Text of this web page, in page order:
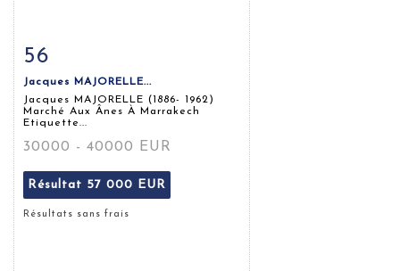
Fiche détaillée
56
Jacques MAJORELLE...
Jacques MAJORELLE (1886- 1962)
Marché Aux Ânes À Marrakech
Etiquette...
30000 - 40000 EUR
Résultat 57 000 EUR
Résultats sans frais